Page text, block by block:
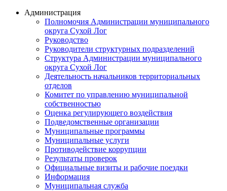
Администрация
Полномочия Администрации муниципального
округа Сухой Лог
Руководство
Руководители структурных подразделений
Структура Администрации муниципального
округа Сухой Лог
Деятельность начальников территориальных
отделов
Комитет по управлению муниципальной
собственностью
Оценка регулирующего воздействия
Подведомственные организации
Муниципальные программы
Муниципальные услуги
Противодействие коррупции
Результаты проверок
Официальные визиты и рабочие поездки
Информация
Муниципальная служба